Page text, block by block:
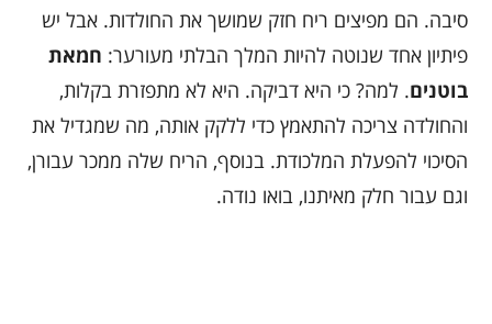
סיבה. הם מפיצים ריח חזק שמושך את החולדות. אבל יש
פיתיון אחד שנוטה להיות המלך הבלתי מעורער: חמאת
בוטנים. למה? כי היא דביקה. היא לא מתפזרת בקלות,
והחולדה צריכה להתאמץ כדי ללקק אותה, מה שמגדיל את
הסיכוי להפעלת המלכודת. בנוסף, הריח שלה ממכר עבורן,
וגם עבור חלק מאיתנו, בואו נודה.